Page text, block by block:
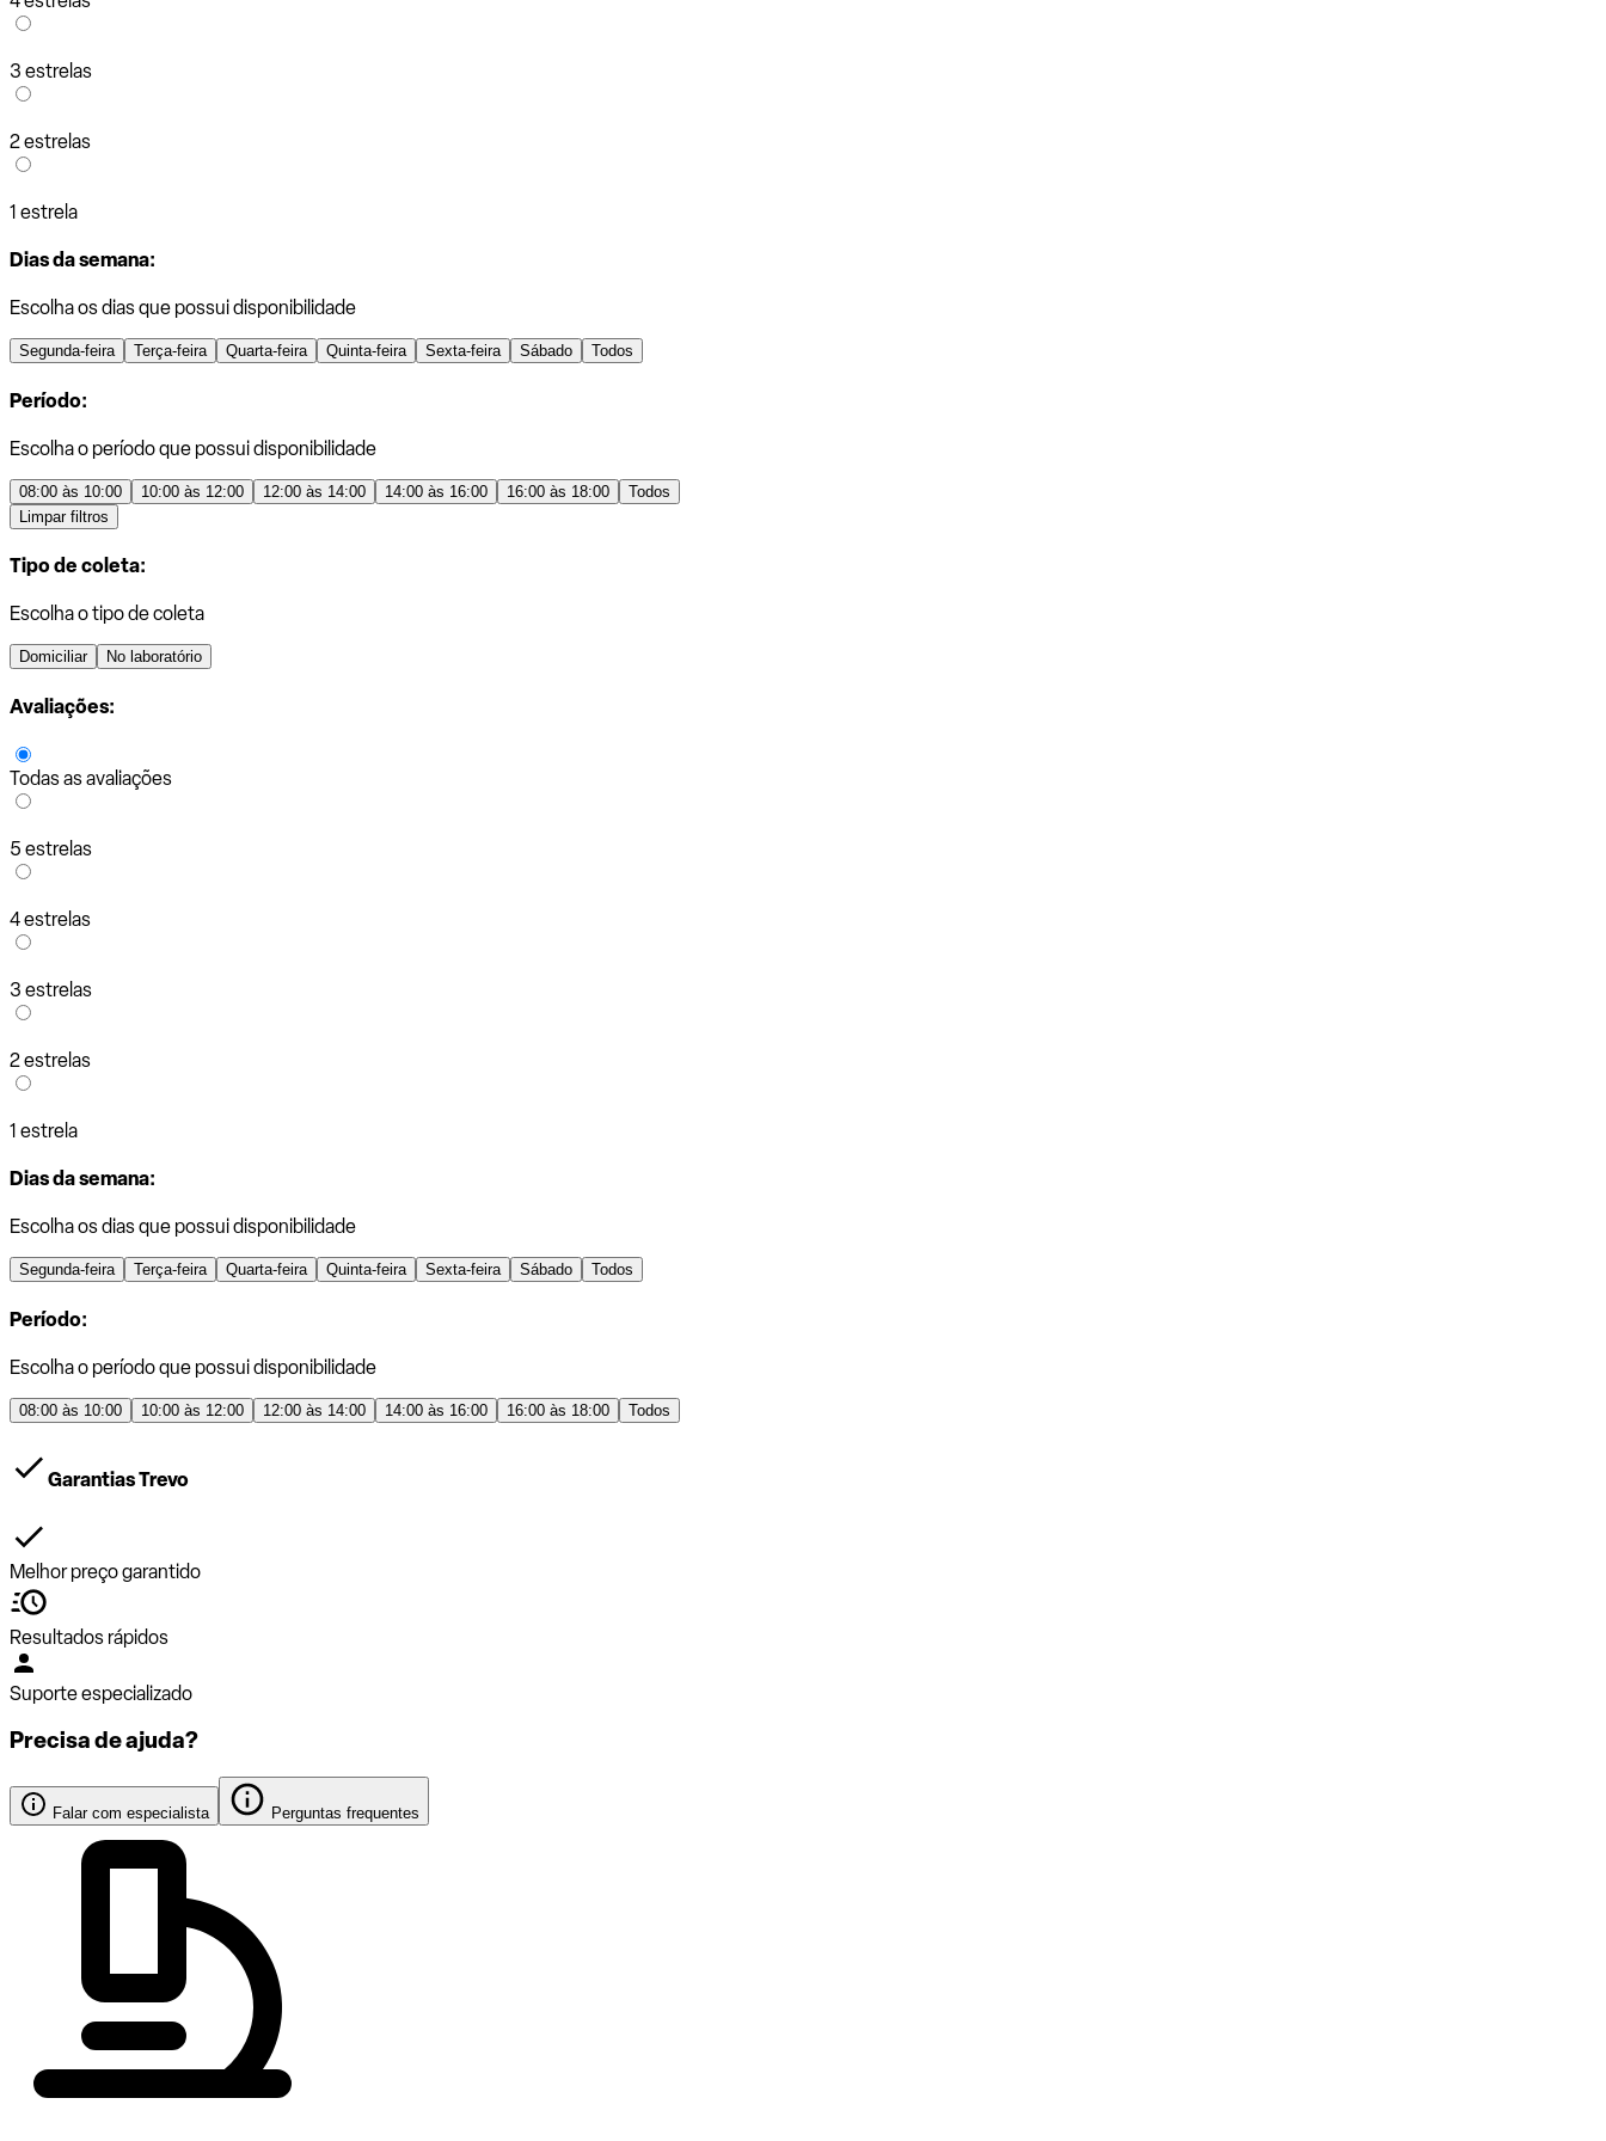
3 estrelas
2 estrelas
1 estrela
Dias da semana:
Escolha os dias que possui disponibilidade
Segunda-feira Terça-feira Quarta-feira Quinta-feira Sexta-feira Sábado Todos
Período:
Escolha o período que possui disponibilidade
08:00 às 10:00 10:00 às 12:00 12:00 às 14:00 14:00 às 16:00 16:00 às 18:00
Todos
Limpar filtros
Tipo de coleta:
Escolha o tipo de coleta
Domiciliar No laboratório
Avaliações:
Todas as avaliações
5 estrelas
4 estrelas
3 estrelas
2 estrelas
1 estrela
Dias da semana:
Escolha os dias que possui disponibilidade
Segunda-feira Terça-feira Quarta-feira Quinta-feira Sexta-feira Sábado Todos
Período:
Escolha o período que possui disponibilidade
08:00 às 10:00 10:00 às 12:00 12:00 às 14:00 14:00 às 16:00 16:00 às 18:00 Todos
Garantias Trevo
Melhor preço garantido
Resultados rápidos
Suporte especializado
Precisa de ajuda?
Falar com especialista Perguntas frequentes